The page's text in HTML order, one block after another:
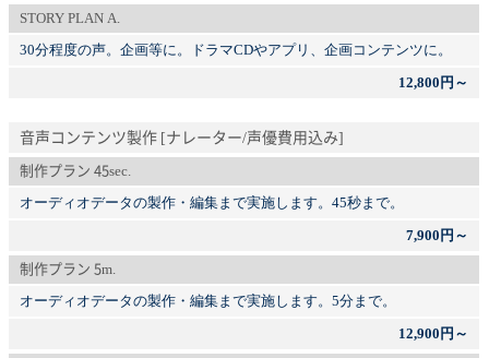
STORY PLAN A.
30分程度の声。企画等に。ドラマCDやアプリ、企画コンテンツに。
12,800円～
音声コンテンツ製作 [ナレーター/声優費用込み]
制作プラン 45sec.
オーディオデータの製作・編集まで実施します。45秒まで。
7,900円～
制作プラン 5m.
オーディオデータの製作・編集まで実施します。5分まで。
12,900円～